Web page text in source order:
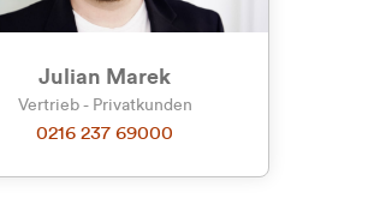
Julian Marek
Vertrieb - Privatkunden
0216 237 69000